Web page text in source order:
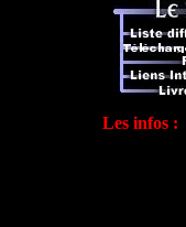
Les infos :